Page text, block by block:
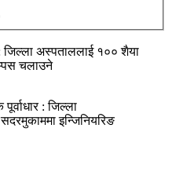
जिल्ला अस्पताललाई १०० शैया
चलाउने